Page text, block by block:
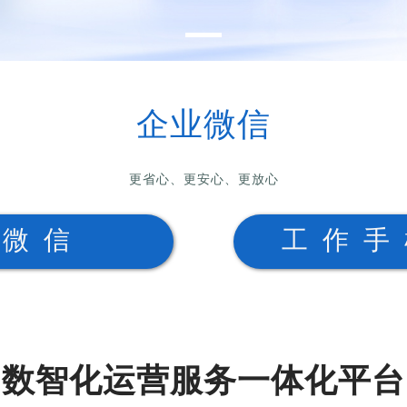
企业微信
更省心、更安心、更放心
信 工作
数智化运营服务一体化平台